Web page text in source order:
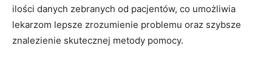
ilości danych zebranych od pacjentów, co umożliwia
lekarzom lepsze zrozumienie problemu oraz szybsze
znalezienie skutecznej metody pomocy.